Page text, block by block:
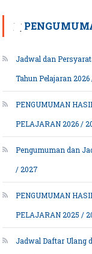
Jadwal dan
Tahun Pelajaran 2026
PENGUMUMAN
PELAJARAN 2026 /
Pengumuman dan
/ 2027
PENGUMUMAN
PELAJARAN 2025 /
Jadwal Daftar Ulang